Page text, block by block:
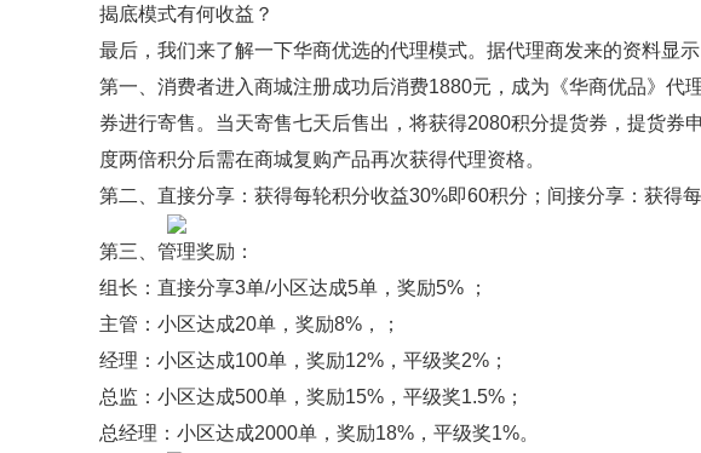
揭底模式有何收益？
最后，我们来了解一下华商优选的代理模式。据代理商发来的资料显
第一、消费者进入商城注册成功后消费1880元，成为《华商优品》代
券进行寄售。当天寄售七天后售出，将获得2080积分提货券，提货券
度两倍积分后需在商城复购产品再次获得代理资格。
第二、直接分享：获得每轮积分收益30%即60积分；间接分享：获得
第三、管理奖励：
组长：直接分享3单/小区达成5单，奖励5% ；
主管：小区达成20单，奖励8%，；
经理：小区达成100单，奖励12%，平级奖2%；
总监：小区达成500单，奖励15%，平级奖1.5%；
总经理：小区达成2000单，奖励18%，平级奖1%。